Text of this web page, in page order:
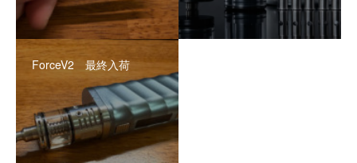
ForceV2 最終入荷